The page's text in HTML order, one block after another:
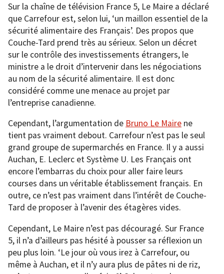
Sur la chaîne de télévision France 5, Le Maire a déclaré
que Carrefour est, selon lui, ‘un maillon essentiel de la
sécurité alimentaire des Français’. Des propos que
Couche-Tard prend très au sérieux. Selon un décret
sur le contrôle des investissements étrangers, le
ministre a le droit d’intervenir dans les négociations
au nom de la sécurité alimentaire. Il est donc
considéré comme une menace au projet par
l’entreprise canadienne.
Cependant, l’argumentation de Bruno Le Maire ne
tient pas vraiment debout. Carrefour n’est pas le seul
grand groupe de supermarchés en France. Il y a aussi
Auchan, E. Leclerc et Système U. Les Français ont
encore l’embarras du choix pour aller faire leurs
courses dans un véritable établissement français. En
outre, ce n’est pas vraiment dans l’intérêt de Couche-
Tard de proposer à l’avenir des étagères vides.
Cependant, Le Maire n’est pas découragé. Sur France
5, il n’a d’ailleurs pas hésité à pousser sa réflexion un
peu plus loin. ‘Le jour où vous irez à Carrefour, ou
même à Auchan, et il n’y aura plus de pâtes ni de riz,